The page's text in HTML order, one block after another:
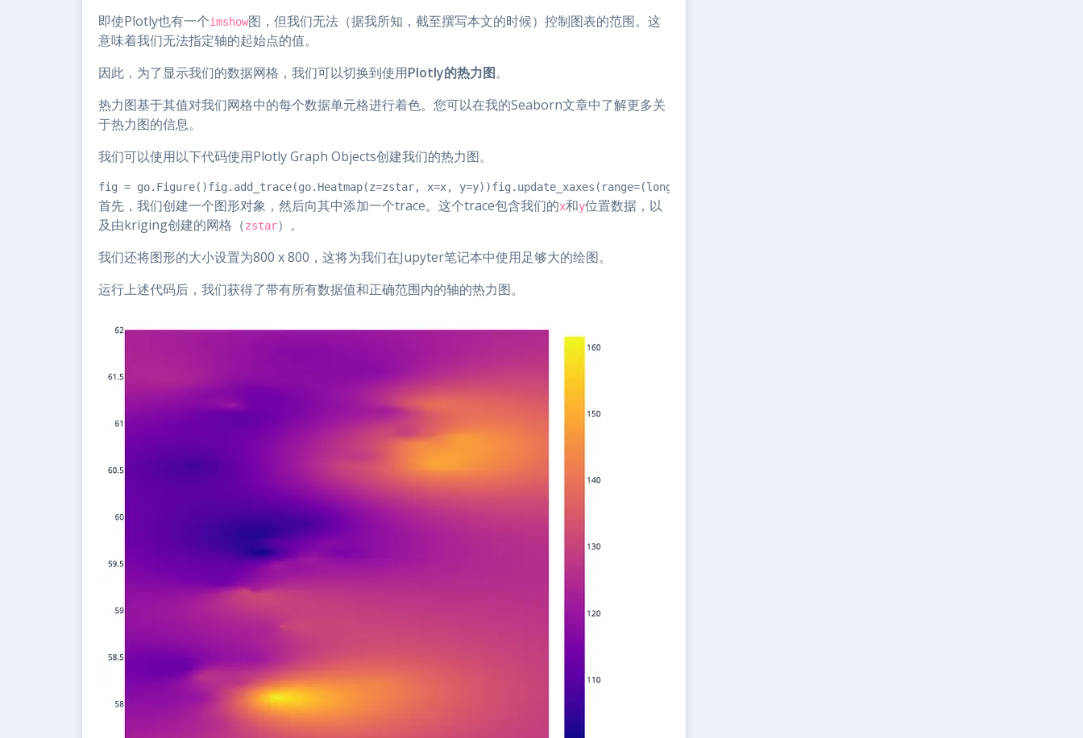
即使Plotly也有一个imshow图，但我们无法（据我所知，截至撰写本文的时候）控制图表的范围。这
意味着我们无法指定轴的起始点的值。
因此，为了显示我们的数据网格，我们可以切换到使用Plotly的热力图。
热力图基于其值对我们网格中的每个数据单元格进行着色。您可以在我的Seaborn文章中了解更多关
于热力图的信息。
我们可以使用以下代码使用Plotly Graph Objects创建我们的热力图。
fig = go.Figure()fig.add_trace(go.Heatmap(z=zstar, x=x, y=y))fig.update_xaxes(range=(longitude[0], longitude[1]))fig.update_yaxes(range=(latitude[0],
首先，我们创建一个图形对象，然后向其中添加一个trace。这个trace包含我们的x和y位置数据，以
及由kriging创建的网格（zstar）。
我们还将图形的大小设置为800 x 800，这将为我们在Jupyter笔记本中使用足够大的绘图。
运行上述代码后，我们获得了带有所有数据值和正确范围内的轴的热力图。